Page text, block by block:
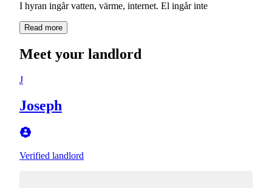
Read more
Meet your landlord
J
Joseph
Verified landlord